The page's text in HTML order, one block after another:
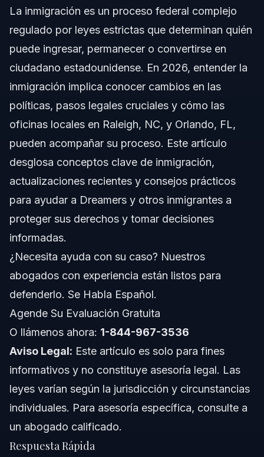
Definición y Proceso de la Inmigración
Cómo Funciona el Proceso de Inmigración
Cambios Recientes
Pasos Clave para la Inmigración en 2026
Errores Comunes a Evitar en Procesos Migratorios
Cronograma y Qué Esperar en Casos de
Inmigración
Nacional
Notas de Carolina del Norte
Conceptos a Nivel Nacional
Cuándo Llamar a un Abogado Inmigratorio
Sobre Vasquez Law Firm
Preguntas Frecuentes
La inmigración es un proceso federal complejo
regulado por leyes estrictas que determinan quién
puede ingresar, permanecer o convertirse en
ciudadano estadounidense. En 2026, entender la
inmigración implica conocer cambios en las
políticas, pasos legales cruciales y cómo las
oficinas locales en Raleigh, NC, y Orlando, FL,
pueden acompañar su proceso. Este artículo
desglosa conceptos clave de inmigración,
actualizaciones recientes y consejos prácticos
para ayudar a Dreamers y otros inmigrantes a
proteger sus derechos y tomar decisiones
informadas.
¿Necesita ayuda con su caso? Nuestros
abogados con experiencia están listos para
defenderlo. Se Habla Español.
Agende Su Evaluación Gratuita
O llámenos ahora: 1-844-967-3536
Aviso Legal: Este artículo es solo para fines
informativos y no constituye asesoría legal. Las
leyes varían según la jurisdicción y circunstancias
individuales. Para asesoría específica, consulte a
un abogado calificado.
Respuesta Rápida